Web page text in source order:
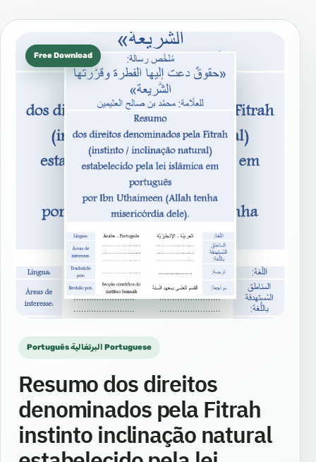
Free Download
Português البرتغالية Portuguese
Resumo dos direitos
denominados pela Fitrah
instinto inclinação natural